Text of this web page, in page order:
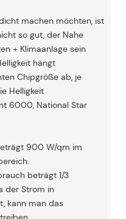
machen möchten, ist
so gut, der Nahe
+ Klimaanlage sein
hängt
Chipgröße ab, je
Helligkeit
6000, National Star
900 W/qm im
beträgt 1/3
der Strom in
kann man das